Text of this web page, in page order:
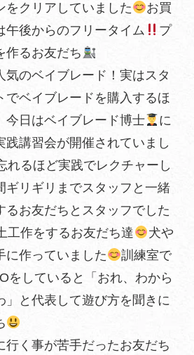
をクリアしていました
お買
午後からのフリータイム
プ
作るお友だち
気のベイブレード！実はスタ
でベイブレードを購入するほ
今日はベイブレード博士
に
践講習会が開催されていまし
れるほど実践でレクチャーし
ギリギリまでスタッフと一緒
るお友だちとスタッフでした
工作をするお友だち達
犬や
に作っていました
訓練室で
をしていると「おれ、わから
」と代表して遊び方を聞きに
行く事が苦手だったお友だち